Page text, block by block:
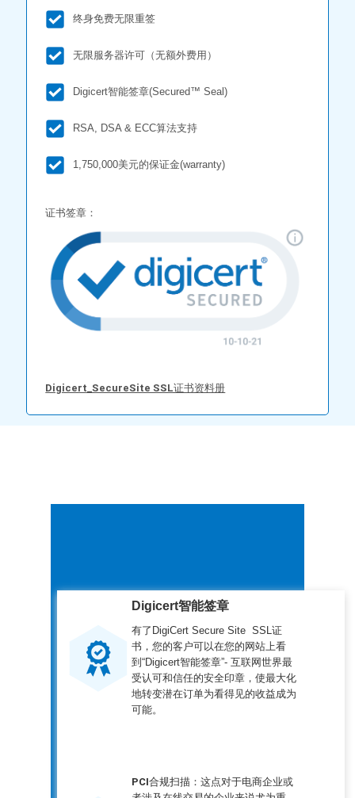
终身免费无限重签
无限服务器许可（无额外费用）
Digicert智能签章(Secured™ Seal)
RSA, DSA & ECC算法支持
1,750,000美元的保证金(warranty)
证书签章：
Digicert_SecureSite SSL证书资料册
Digicert智能签章
有了DigiCert Secure Site SSL证
书，您的客户可以在您的网站上看
到“Digicert智能签章”- 互联网世界最
受认可和信任的安全印章，使最大化
地转变潜在订单为看得见的收益成为
可能。
PCI合规扫描： 这点对于电商企业或